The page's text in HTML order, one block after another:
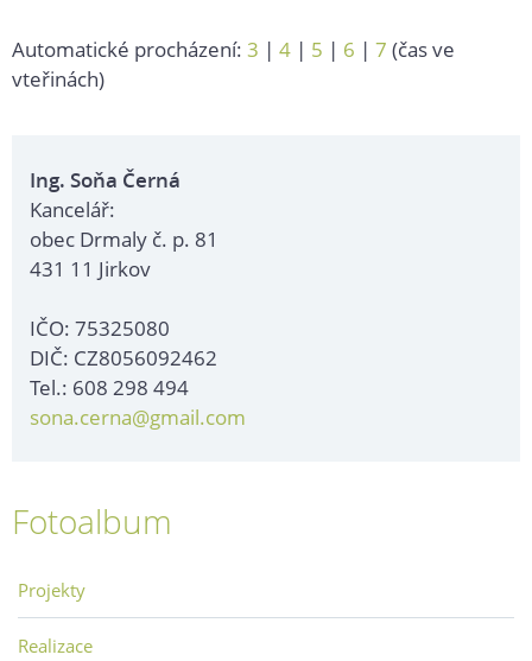
Automatické procházení: 3 | 4 | 5 | 6 | 7 (čas ve
vteřinách)
Ing. Soňa Černá
Kancelář:
obec Drmaly č. p. 81
431 11 Jirkov
IČO: 75325080
DIČ: CZ8056092462
Tel.: 608 298 494
sona.cerna@gmail.com
Fotoalbum
Projekty
Realizace